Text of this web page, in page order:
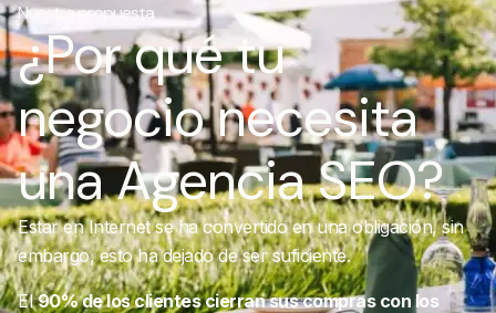
Nuestra propuesta
¿Por qué tu
negocio necesita
una Agencia SEO?
Estar en Internet se ha convertido en una obligación, sin
embargo, esto ha dejado de ser suficiente.
El90% de los clientes cierran sus compras con los